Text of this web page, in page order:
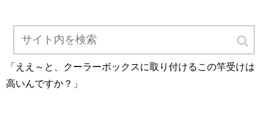
「ええ～と、クーラーボックスに取り付けるこの竿受けは
高いんですか？」